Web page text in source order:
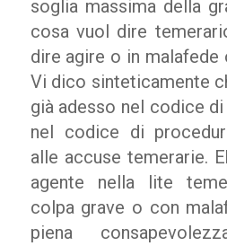
soglia massima della
cosa vuol dire
dire agire o in malafede
Vi dico sinteticamente
già adesso nel codice
nel codice di
alle accuse temerarie.
agente nella lite
colpa grave o con
piena